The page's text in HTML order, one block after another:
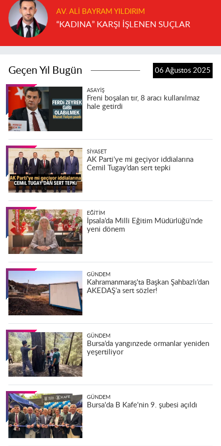
AV. ALI BAYRAM YILDIRIM
“KADINA” KARŞI İŞLENEN SUÇLAR
Geçen Yıl Bugün 06 Ağustos 2025
ASAYIŞ
Freni boşalan tır, 8 aracı kullanılmaz
hale getirdi
SIYASET
AK Parti’ye mi geçiyor iddialarına
Cemil Tugay’dan sert tepki
EĞITIM
İpsala’da Milli Eğitim Müdürlüğü’nde
yeni dönem
GÜNDEM
Kahramanmaraş'ta Başkan Şahbazlı’dan
AKEDAŞ’a sert sözler!
GÜNDEM
Bursa’da yangınzede ormanlar yeniden
yeşertiliyor
GÜNDEM
Bursa'da B Kafe'nin 9. şubesi açıldı